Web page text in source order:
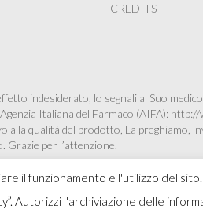
il funzionamento e l'utilizzo del
Autorizzi l'archiviazione delle
CREDITS
indesiderato, lo segnali al Suo
Italiana del Farmaco (AIFA): http://
alla qualità del prodotto, La
Grazie per l’attenzione.